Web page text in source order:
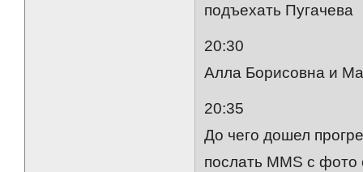
подъехать Пугачева
20:30
Алла Борисовна и
20:35
До чего дошел
послать MMS с